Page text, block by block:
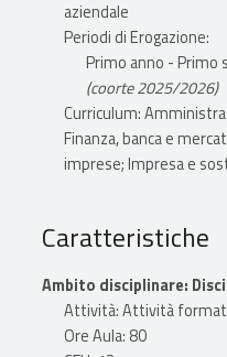
aziendale
Periodi di Erogazione:
Primo anno - Primo
(coorte 2025/2026)
Curriculum:
Finanza, banca e
imprese; Impresa e
Caratteristiche
Ambito disciplinare:
Attività: Attività
Ore Aula: 80